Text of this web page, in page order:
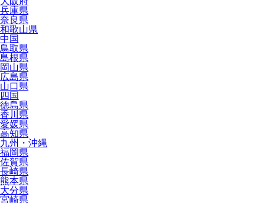
兵庫県
奈良県
和歌山県
中国
鳥取県
島根県
岡山県
広島県
山口県
四国
徳島県
香川県
愛媛県
高知県
九州・沖縄
福岡県
佐賀県
長崎県
熊本県
大分県
宮崎県